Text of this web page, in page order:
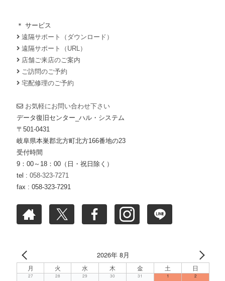
＊ サービス
遠隔サポート（ダウンロード）
遠隔サポート（URL）
店舗ご来店のご案内
ご訪問のご予約
宅配修理のご予約
お気軽にお問い合わせ下さい
データ復旧センター_ハル・システム
〒501-0431
岐阜県本巣郡北方町北方166番地の23
受付時間
9：00～18：00（日・祝日除く）
tel : 058-323-7271
fax : 058-323-7291
2026年 8月
月 火 水 木 金 土 日
27 28 29 30 31 1 2